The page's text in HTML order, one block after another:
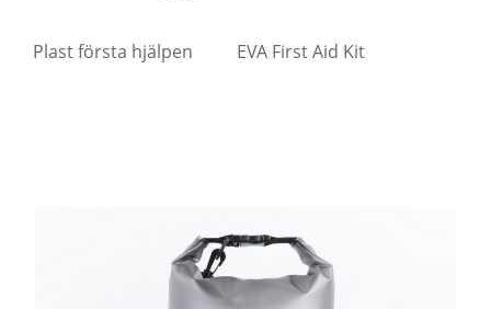
Plast första hjälpen EVA First Aid Kit